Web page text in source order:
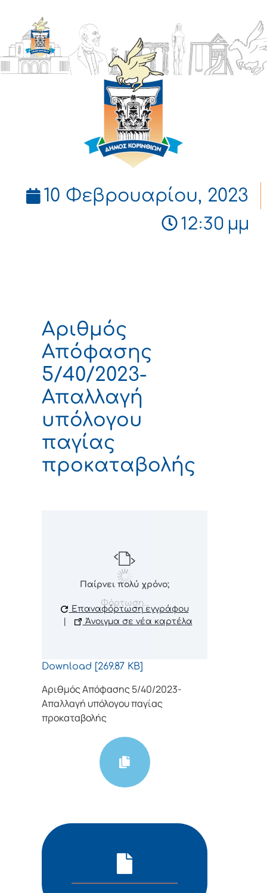
ΔΗΜΟΣ
ΚΟΡΙΝΘΙΩΝ
10 Φεβρουαρίου, 2023
12:30 μμ
Αριθμός
Απόφασης
5/40/2023-
Απαλλαγή
υπόλογου
παγίας
προκαταβολής
Φόρτωση...
Παίρνει πολύ χρόνο;
Επαναφόρτωση εγγράφου
Άνοιγμα σε νέα καρτέλα
Download [269.87 KB]
Αριθμός Απόφασης 5/40/2023-
Απαλλαγή υπόλογου παγίας
προκαταβολής